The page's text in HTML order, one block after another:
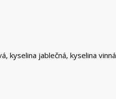
kyselina jablečná, kyselina vinná